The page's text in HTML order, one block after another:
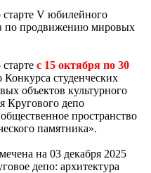
V юбилейного
по продвижению мировых
с 15 октября по 30
студенческих
объектов культурного
Кругового депо
пространство
памятника».
на 03 декабря 2025
депо: архитектура